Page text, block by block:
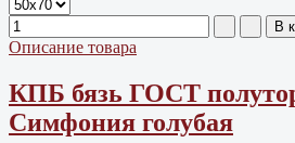
Описание товара
КПБ бязь ГОСТ
Симфония голубая